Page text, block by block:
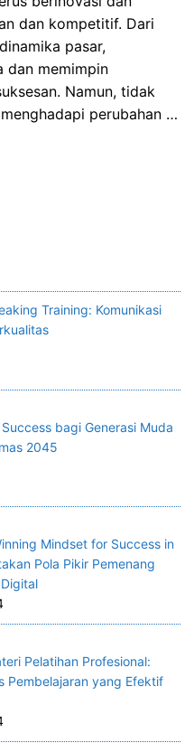
dan kompetitif. Dari
pasar,
dan memimpin
Namun, tidak
perubahan …
Training: Komunikasi
bagi Generasi Muda
2045
Mindset for Success in
Pola Pikir Pemenang
Pelatihan Profesional:
Pembelajaran yang Efektif